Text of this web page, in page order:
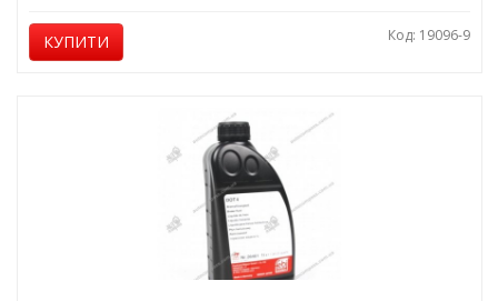
КУПИТИ Код: 19096-9